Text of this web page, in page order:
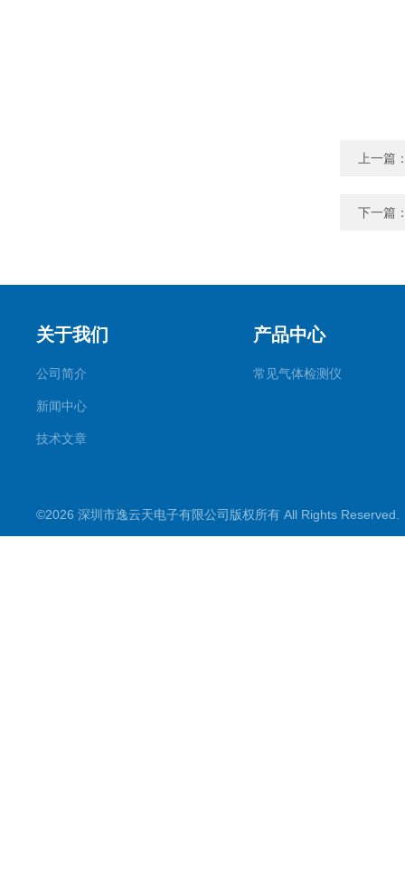
上一篇
下一篇
关于我们
公司简介
新闻中心
技术文章
产品中心
常见气体检测仪
©2026 深圳市逸云天电子有限公司版权所有 All Rights